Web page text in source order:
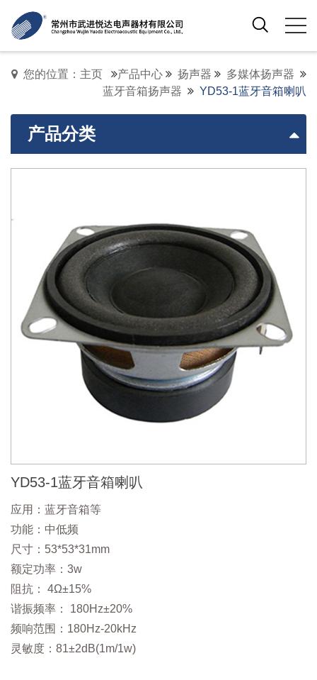
您的位置：主页 产品中心 扬声器
多媒体扬声器
蓝牙音箱扬声器
YD53-1蓝牙音箱喇叭
产品分类
YD53-1蓝牙音箱喇叭
应用：蓝牙音箱等
功能：中低频
尺寸：53*53*31mm
额定功率：3w
阻抗： 4Ω±15%
谐振频率： 180Hz±20%
频响范围：180Hz-20kHz
灵敏度：81±2dB(1m/1w)